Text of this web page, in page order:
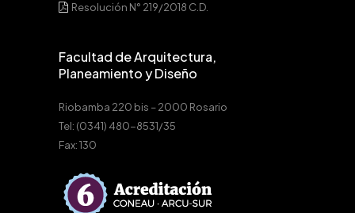
Resolución N° 219/2018 C.D.
Facultad de Arquitectura,
Planeamiento y Diseño
Riobamba 220 bis – 2000 Rosario
Tel: (0341) 480-8531/35
Fax: 130